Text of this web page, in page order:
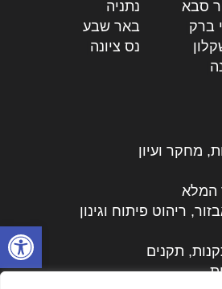
פתח
סבא נתניה
ברק באר שבע
נס ציונה
מחקר ועיון
המלא
ריהוט פיתוח וגינון
תקנים